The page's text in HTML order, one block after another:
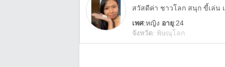
สวัสดีค่า ชาวโลก สนุก ขี้เล่น
เพศ:หญิง อายุ:24
จังหวัด: พิษณุโลก